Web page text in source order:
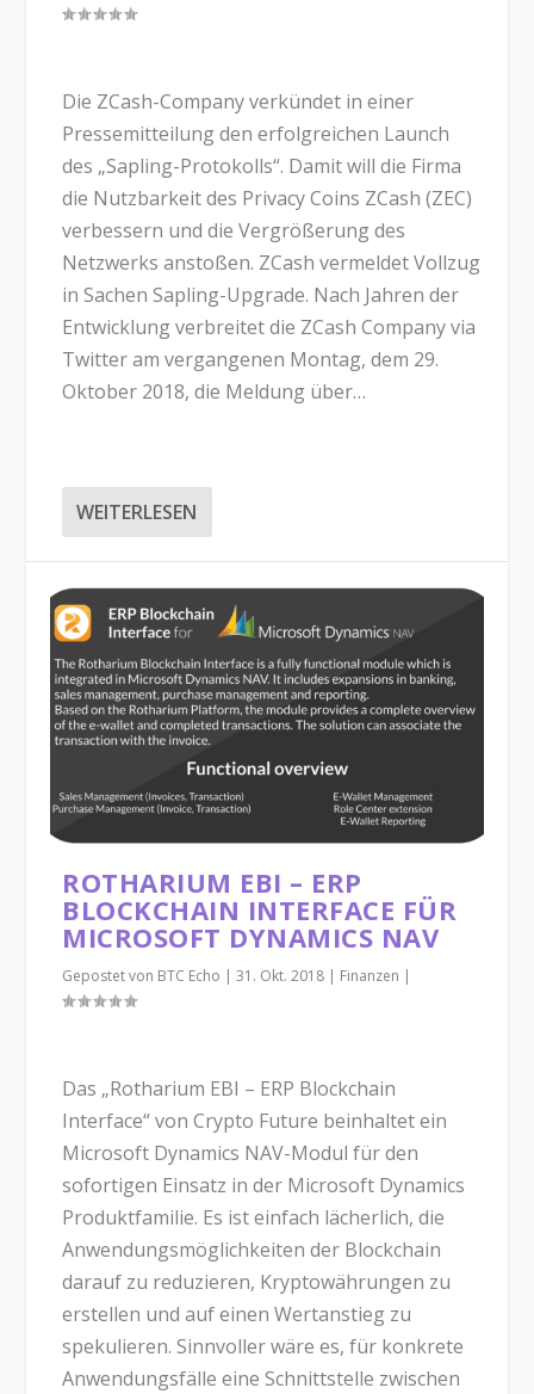
Die ZCash-Company verkündet in einer
Pressemitteilung den erfolgreichen Launch
des „Sapling-Protokolls“. Damit will die Firma
die Nutzbarkeit des Privacy Coins ZCash (ZEC)
verbessern und die Vergrößerung des
Netzwerks anstoßen. ZCash vermeldet Vollzug
in Sachen Sapling-Upgrade. Nach Jahren der
Entwicklung verbreitet die ZCash Company via
Twitter am vergangenen Montag, dem 29.
Oktober 2018, die Meldung über…
WEITERLESEN
ROTHARIUM EBI – ERP
BLOCKCHAIN INTERFACE FÜR
MICROSOFT DYNAMICS NAV
Gepostet von BTC Echo |31. Okt. 2018 | Finanzen |
Das „Rotharium EBI – ERP Blockchain
Interface“ von Crypto Future beinhaltet ein
Microsoft Dynamics NAV-Modul für den
sofortigen Einsatz in der Microsoft Dynamics
Produktfamilie. Es ist einfach lächerlich, die
Anwendungsmöglichkeiten der Blockchain
darauf zu reduzieren, Kryptowährungen zu
erstellen und auf einen Wertanstieg zu
spekulieren. Sinnvoller wäre es, für konkrete
Anwendungsfälle eine Schnittstelle zwischen